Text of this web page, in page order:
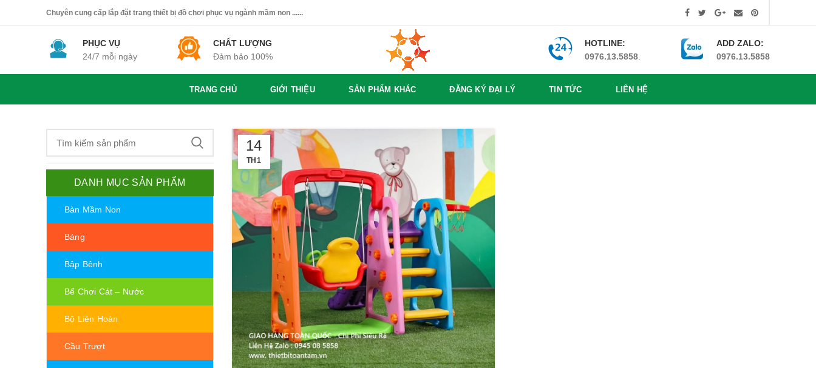
Chuyên cung cấp lắp đặt trang thiết bị đồ chơi phục vụ ngành mầm non ......
PHỤC VỤ
24/7 mỗi ngày
CHẤT LƯỢNG
Đảm bảo 100%
HOTLINE:
0976.13.5858
ADD ZALO:
0976.13.5858
TRANG CHỦ GIỚI THIỆU SẢN PHẨM KHÁC ĐĂNG KÝ ĐẠI LÝ TIN TỨC LIÊN HỆ
14
TH1
DANH MỤC SẢN PHẨM
Bàn Mầm Non
Bảng
Bập Bênh
Bể Chơi Cát – Nước
Bộ Liên Hoàn
Cầu Trượt